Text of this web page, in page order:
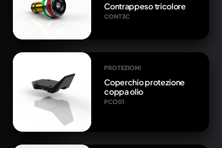
Contrappeso tricolore
CONT3C
PROTEZIONI
Coperchio protezione
coppa olio
PCO01